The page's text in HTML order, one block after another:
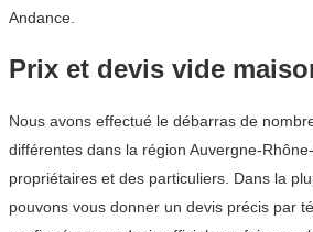
Andance.
Prix et devis vide
Nous avons effectué le débarras de
différentes dans la région Auvergne-
propriétaires et des particuliers. Dans la
pouvons vous donner un devis précis par